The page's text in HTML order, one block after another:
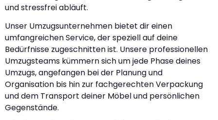
und stressfrei abläuft.
Unser Umzugsunternehmen bietet dir einen
umfangreichen Service, der speziell auf deine
Bedürfnisse zugeschnitten ist. Unsere professionellen
Umzugsteams kümmern sich um jede Phase deines
Umzugs, angefangen bei der Planung und
Organisation bis hin zur fachgerechten Verpackung
und dem Transport deiner Möbel und persönlichen
Gegenstände.